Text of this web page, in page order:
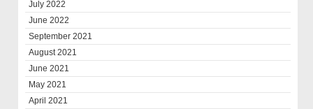
July 2022
June 2022
September 2021
August 2021
June 2021
May 2021
April 2021